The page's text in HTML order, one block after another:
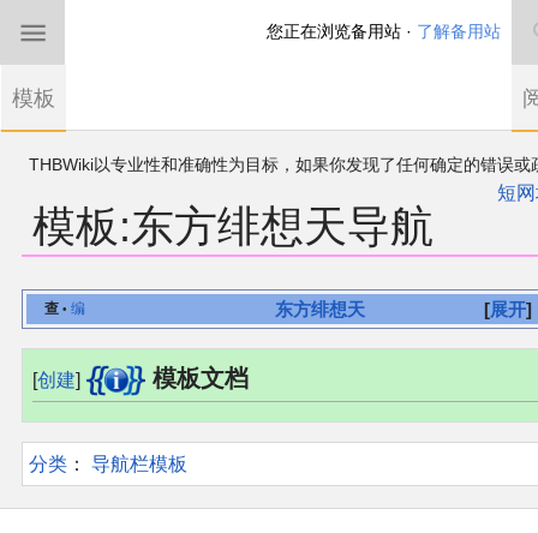
THBWiki以专业性和准确性为目标，如果你发现了任何确定的错误或
如果您是第一次来到这里，请点击右上角注册一
帐户
有任何意见、建议、求助、反馈都可以在讨论板
短
模板:东方绯想天导航
跳
到
导
航
跳
到
搜
索
展开
查 • 编 东方绯想天
[创建] 模板文档
分类 ：​ 导航栏模板
您正在浏览备用站 · 了解备用站
模板
首页
东方Project
东方同人规约
近期新闻
沙盒（建议使用）
讨论板
加入我们